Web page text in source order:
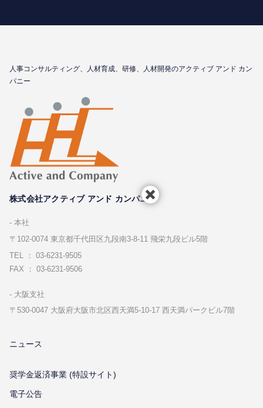
⼈事コンサルティング、⼈材育成、研修、⼈材開発のアクティブ アンド カン
パニー
株式会社アクティブ アンド カンパニー
本社
〒102-0074 東京都千代⽥区九段南3-8-11 飛栄九段ビル5階
TEL ： 03-6231-9505
FAX ： 03-6231-9506
⼤阪⽀社
〒530-0047 ⼤阪府⼤阪市北区⻄天満5-10-17 ⻄天満パークビル7階
ニュース
奨学金返済事業 (特設サイト)
電子公告